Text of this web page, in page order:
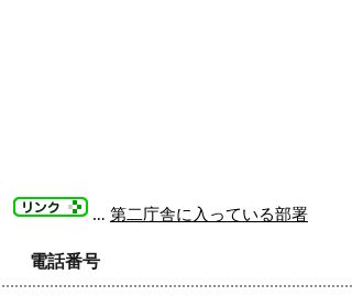
… 第二庁舎に入っている部署
電話番号